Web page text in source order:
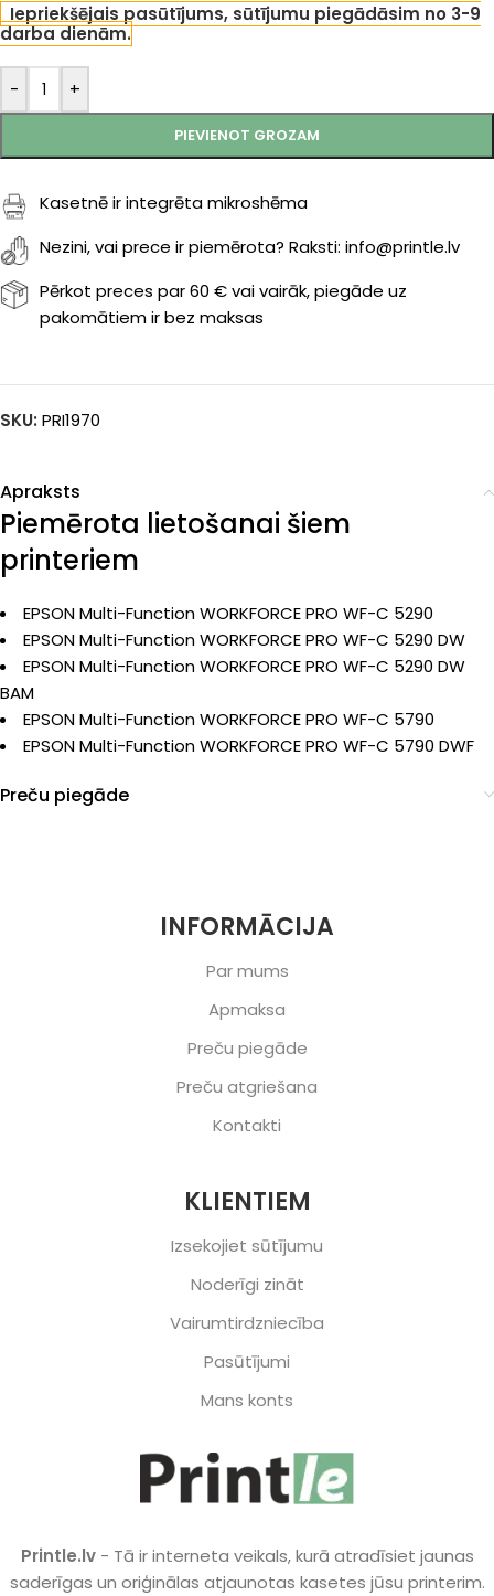
Iepriekšējais pasūtījums, sūtījumu piegādāsim no 3-9
darba dienām.
- +
PIEVIENOT GROZAM
Kasetnē ir integrēta mikroshēma
Nezini, vai prece ir piemērota? Raksti: info@printle.lv
Pērkot preces par 60 € vai vairāk, piegāde uz
pakomātiem ir bez maksas
SKU: PRI1970
Apraksts
Piemērota lietošanai šiem
printeriem
EPSON Multi-Function WORKFORCE PRO WF-C 5290
EPSON Multi-Function WORKFORCE PRO WF-C 5290 DW
EPSON Multi-Function WORKFORCE PRO WF-C 5290 DW
BAM
EPSON Multi-Function WORKFORCE PRO WF-C 5790
EPSON Multi-Function WORKFORCE PRO WF-C 5790 DWF
Preču piegāde
INFORMĀCIJA
Par mums
Apmaksa
Preču piegāde
Preču atgriešana
Kontakti
KLIENTIEM
Izsekojiet sūtījumu
Noderīgi zināt
Vairumtirdzniecība
Pasūtījumi
Mans konts
Printle.lv - Tā ir interneta veikals, kurā atradīsiet jaunas
saderīgas un oriģinālas atjaunotas kasetes jūsu printerim.